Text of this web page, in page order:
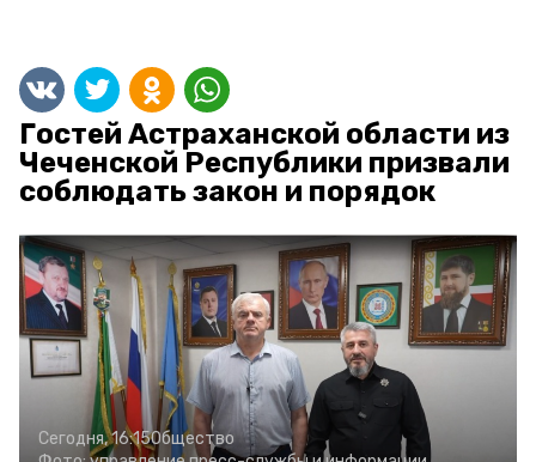
Гостей Астраханской области из
Чеченской Республики призвали
соблюдать закон и порядок
Сегодня, 16:15Общество